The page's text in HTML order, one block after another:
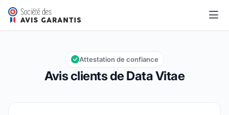
Data Vitae
Note globale : 9,7 sur 10
9,7/10
Avis clients de Data Vitae
Attestation de confiance